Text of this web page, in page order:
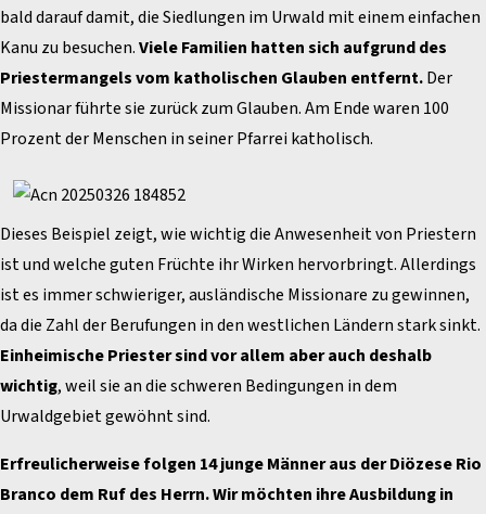
bald darauf damit, die Siedlungen im Urwald mit einem einfachen
Kanu zu besuchen.Viele Familien hatten sich aufgrund des
Priestermangels vom katholischen Glauben entfernt.Der
Missionar führte sie zurück zum Glauben. Am Ende waren 100
Prozent der Menschen in seiner Pfarrei katholisch.
Dieses Beispiel zeigt, wie wichtig die Anwesenheit von Priestern
ist und welche guten Früchte ihr Wirken hervorbringt. Allerdings
ist es immer schwieriger, ausländische Missionare zu gewinnen,
da die Zahl der Berufungen in den westlichen Ländern stark sinkt.
Einheimische Priester sind vor allem aber auch deshalb
wichtig, weil sie an die schweren Bedingungen in dem
Urwaldgebiet gewöhnt sind.
Erfreulicherweise folgen 14 junge Männer aus der Diözese Rio
Branco dem Ruf des Herrn. Wir möchten ihre Ausbildung in